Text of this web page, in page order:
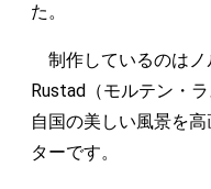
た。
制作しているのはノ
Rustad（モルテン・
自国の美しい風景を
ターです。